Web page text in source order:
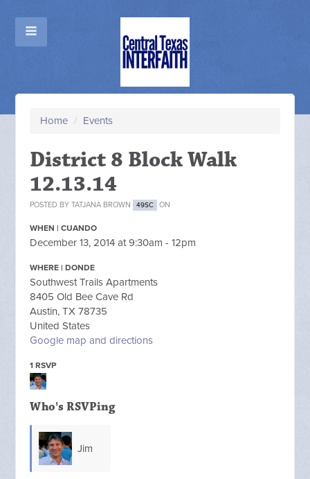
Home / Events
District 8 Block Walk
12.13.14
POSTED BYTATJANA BROWN 49SC ON
WHEN | CUANDO
December 13, 2014 at 9:30am - 12pm
WHERE | DONDE
Southwest Trails Apartments
8405 Old Bee Cave Rd
Austin, TX 78735
United States
Google map and directions
1 RSVP
Who's RSVPing
Jim